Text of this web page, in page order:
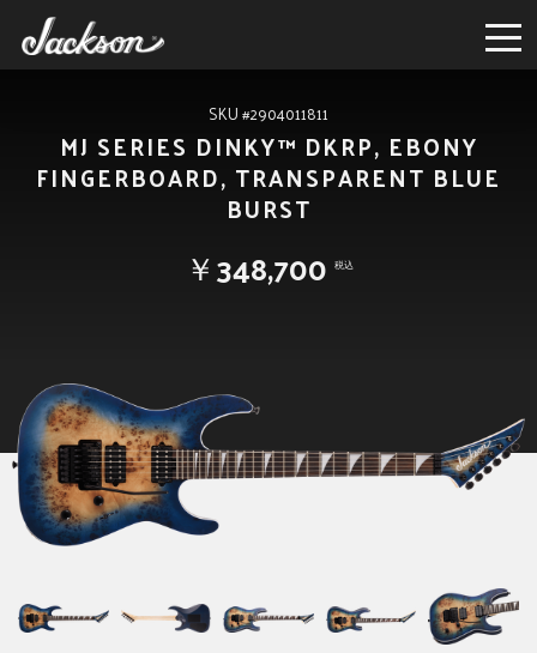
SKU #2904011811
MJ SERIES DINKY™ DKRP, EBONY
FINGERBOARD, TRANSPARENT BLUE
BURST
￥348,700 税込